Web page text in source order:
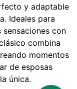
y adaptable
Ideales para
con
combina
momentos
de esposas
única.